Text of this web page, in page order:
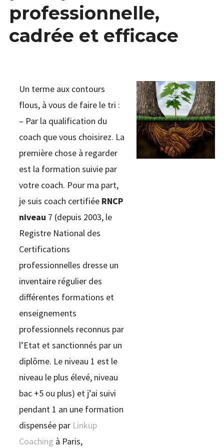
PODCAST & PROGRAMMES
QUI JE SUIS
professionnelle,
cadrée et efficace
Un terme aux contours
flous, à vous de faire le tri :
– Par la qualification du
coach que vous choisirez. La
première chose à regarder
est la formation suivie par
votre coach. Pour ma part,
je suis coach certifiée RNCP
niveau 7 (depuis 2003, le
Registre National des
Certifications
professionnelles dresse un
inventaire régulier des
différentes formations et
enseignements
professionnels reconnus par
l’Etat et sanctionnés par un
diplôme. Le niveau 1 est le
niveau le plus élevé, niveau
bac +5 ou plus) et j’ai suivi
pendant 1 an une formation
dispensée par Linkup
Coaching à Paris,